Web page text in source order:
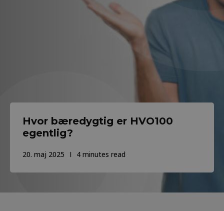
Hvor bæredygtig er HVO100
egentlig?
20. maj 2025 4 minutes read